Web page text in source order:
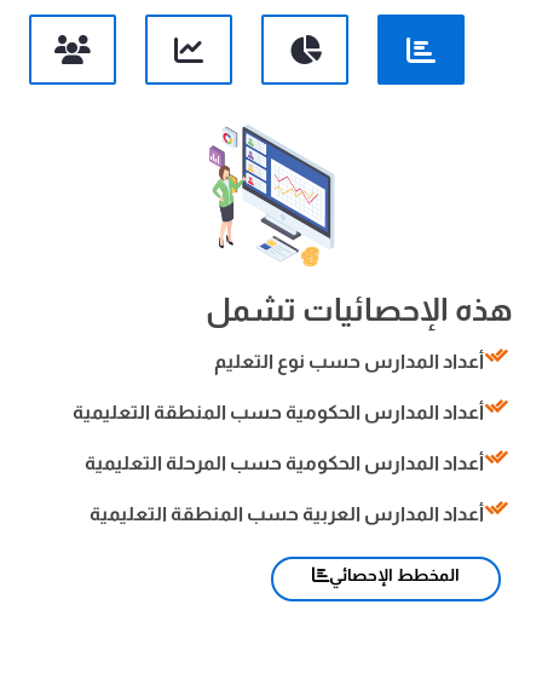
هذه الإحصائيات تشمل
أعداد المدارس حسب نوع التعليم
أعداد المدارس الحكومية حسب المنطقة التعليمية
أعداد المدارس الحكومية حسب المرحلة التعليمية
أعداد المدارس العربية حسب المنطقة التعليمية
المخطط الإحصائي